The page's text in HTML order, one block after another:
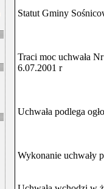
Statut Gminy
Traci moc uchwała
6.07.2001 r
Uchwała podlega
Wykonanie uchwały